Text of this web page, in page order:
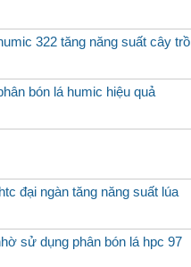
322 tăng năng suất cây
bón lá humic hiệu quả
đại ngàn tăng năng suất lúa
sử dụng phân bón lá hpc 97